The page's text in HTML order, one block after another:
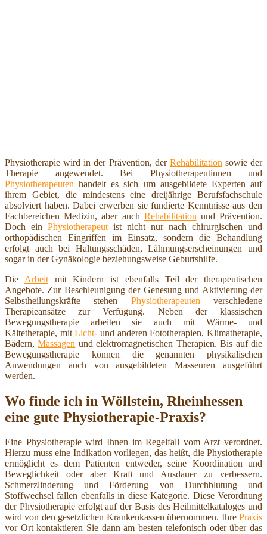
Physiotherapie wird in der Prävention, der Rehabilitation sowie der
Therapie angewendet. Bei Physiotherapeutinnen und
Physiotherapeuten handelt es sich um ausgebildete Experten auf
ihrem Gebiet, die mindestens eine dreijährige Berufsfachschule
absolviert haben. Dabei erwerben sie fundierte Kenntnisse aus den
Fachbereichen Medizin, aber auch Rehabilitation und Prävention.
Doch ein Physiotherapeut ist nicht nur nach chirurgischen und
orthopädischen Eingriffen im Einsatz, sondern die Behandlung
erfolgt auch bei Haltungsschäden, Lähmungserscheinungen und
sogar in der Gynäkologie beziehungsweise Geburtshilfe.
Die Arbeitmit Kindern ist ebenfalls Teil der therapeutischen
Angebote. Zur Beschleunigung der Genesung und Aktivierung der
Selbstheilungskräfte stehen Physiotherapeuten verschiedene
Therapieansätze zur Verfügung. Neben der klassischen
Bewegungstherapie arbeiten sie auch mit Wärme- und
Kältetherapie, mitLicht- und anderen Fototherapien, Klimatherapie,
Bädern,Massagen und elektromagnetischen Therapien. Bis auf die
Bewegungstherapie können die genannten physikalischen
Anwendungen auch von ausgebildeten Masseuren ausgeführt
werden.
Wo finde ich in Wöllstein, Rheinhessen
eine gute Physiotherapie-Praxis?
Eine Physiotherapie wird Ihnen im Regelfall vom Arzt verordnet.
Hierzu muss eine Indikation vorliegen, das heißt, die Physiotherapie
ermöglicht es dem Patienten entweder, seine Koordination und
Beweglichkeit oder aber Kraft und Ausdauer zu verbessern.
Schmerzlinderung und Förderung von Durchblutung und
Stoffwechsel fallen ebenfalls in diese Kategorie. Diese Verordnung
der Physiotherapie erfolgt auf der Basis des Heilmittelkataloges und
wird von den gesetzlichen Krankenkassen übernommen. Ihre Praxis
vor Ort kontaktieren Sie dann am besten telefonisch oder über das